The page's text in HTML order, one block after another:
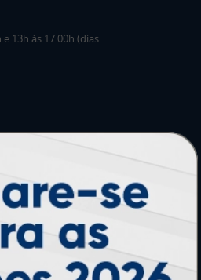
13h às 17:00h (dias